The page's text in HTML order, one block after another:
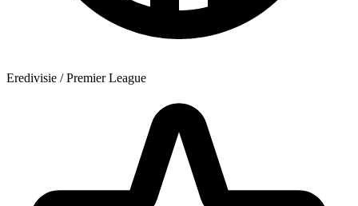
Eredivisie / Premier League